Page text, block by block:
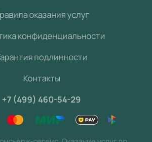
оказания услуг
конфиденциальности
подлинности
Контакты
+7 (499) 460-54-29